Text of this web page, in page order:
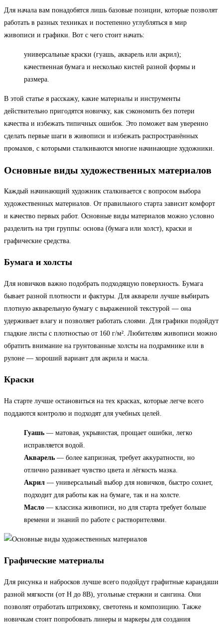
Для начала вам понадобятся лишь базовые позиции, которые позволят
работать в разных техниках и постепенно углубляться в мир
живописи и графики. Вот с чего стоит начать:
универсальные краски (гуашь, акварель или акрил);
качественная бумага и несколько кистей разной формы и
размера.
В этой статье я расскажу, какие материалы и инструменты
действительно пригодятся новичку, как сэкономить без потери
качества и избежать типичных ошибок. Это поможет вам уверенно
сделать первые шаги в живописи и избежать распространённых
промахов, с которыми сталкиваются многие начинающие художники.
Основные виды художественных материалов
Каждый начинающий художник сталкивается с вопросом выбора
художественных материалов. От правильного старта зависит комфорт
и качество первых работ. Основные виды материалов можно условно
разделить на три группы: основа (бумага или холст), краски и
графические средства.
Бумага и холсты
Для новичков важно подобрать подходящую поверхность. Бумага
бывает разной плотности и фактуры. Для акварели лучше выбирать
плотную акварельную бумагу с выраженной текстурой — она
удерживает влагу и позволяет работать слоями. Для графики подойдут
гладкие листы с плотностью от 160 г/м². Любителям живописи можно
обратить внимание на грунтованные холсты на подрамнике или в
рулоне — хороший вариант для акрила и масла.
Краски
На старте лучше остановиться на тех красках, которые легче всего
поддаются контролю и подходят для учебных целей.
Гуашь — матовая, укрывистая, прощает ошибки, легко
исправляется водой.
Акварель — более капризная, требует аккуратности, но
отлично развивает чувство цвета и лёгкость мазка.
Акрил — универсальный выбор для новичков, быстро сохнет,
подходит для работы как на бумаге, так и на холсте.
Масло — классика живописи, но для старта требует больше
времени и знаний по работе с растворителями.
Графические материалы
Для рисунка и набросков лучше всего подойдут графитные карандаши
разной мягкости (от Н до 8B), угольные стержни и сангина. Они
позволят отработать штриховку, светотень и композицию. Также
новичкам стоит попробовать линеры и маркеры для создания